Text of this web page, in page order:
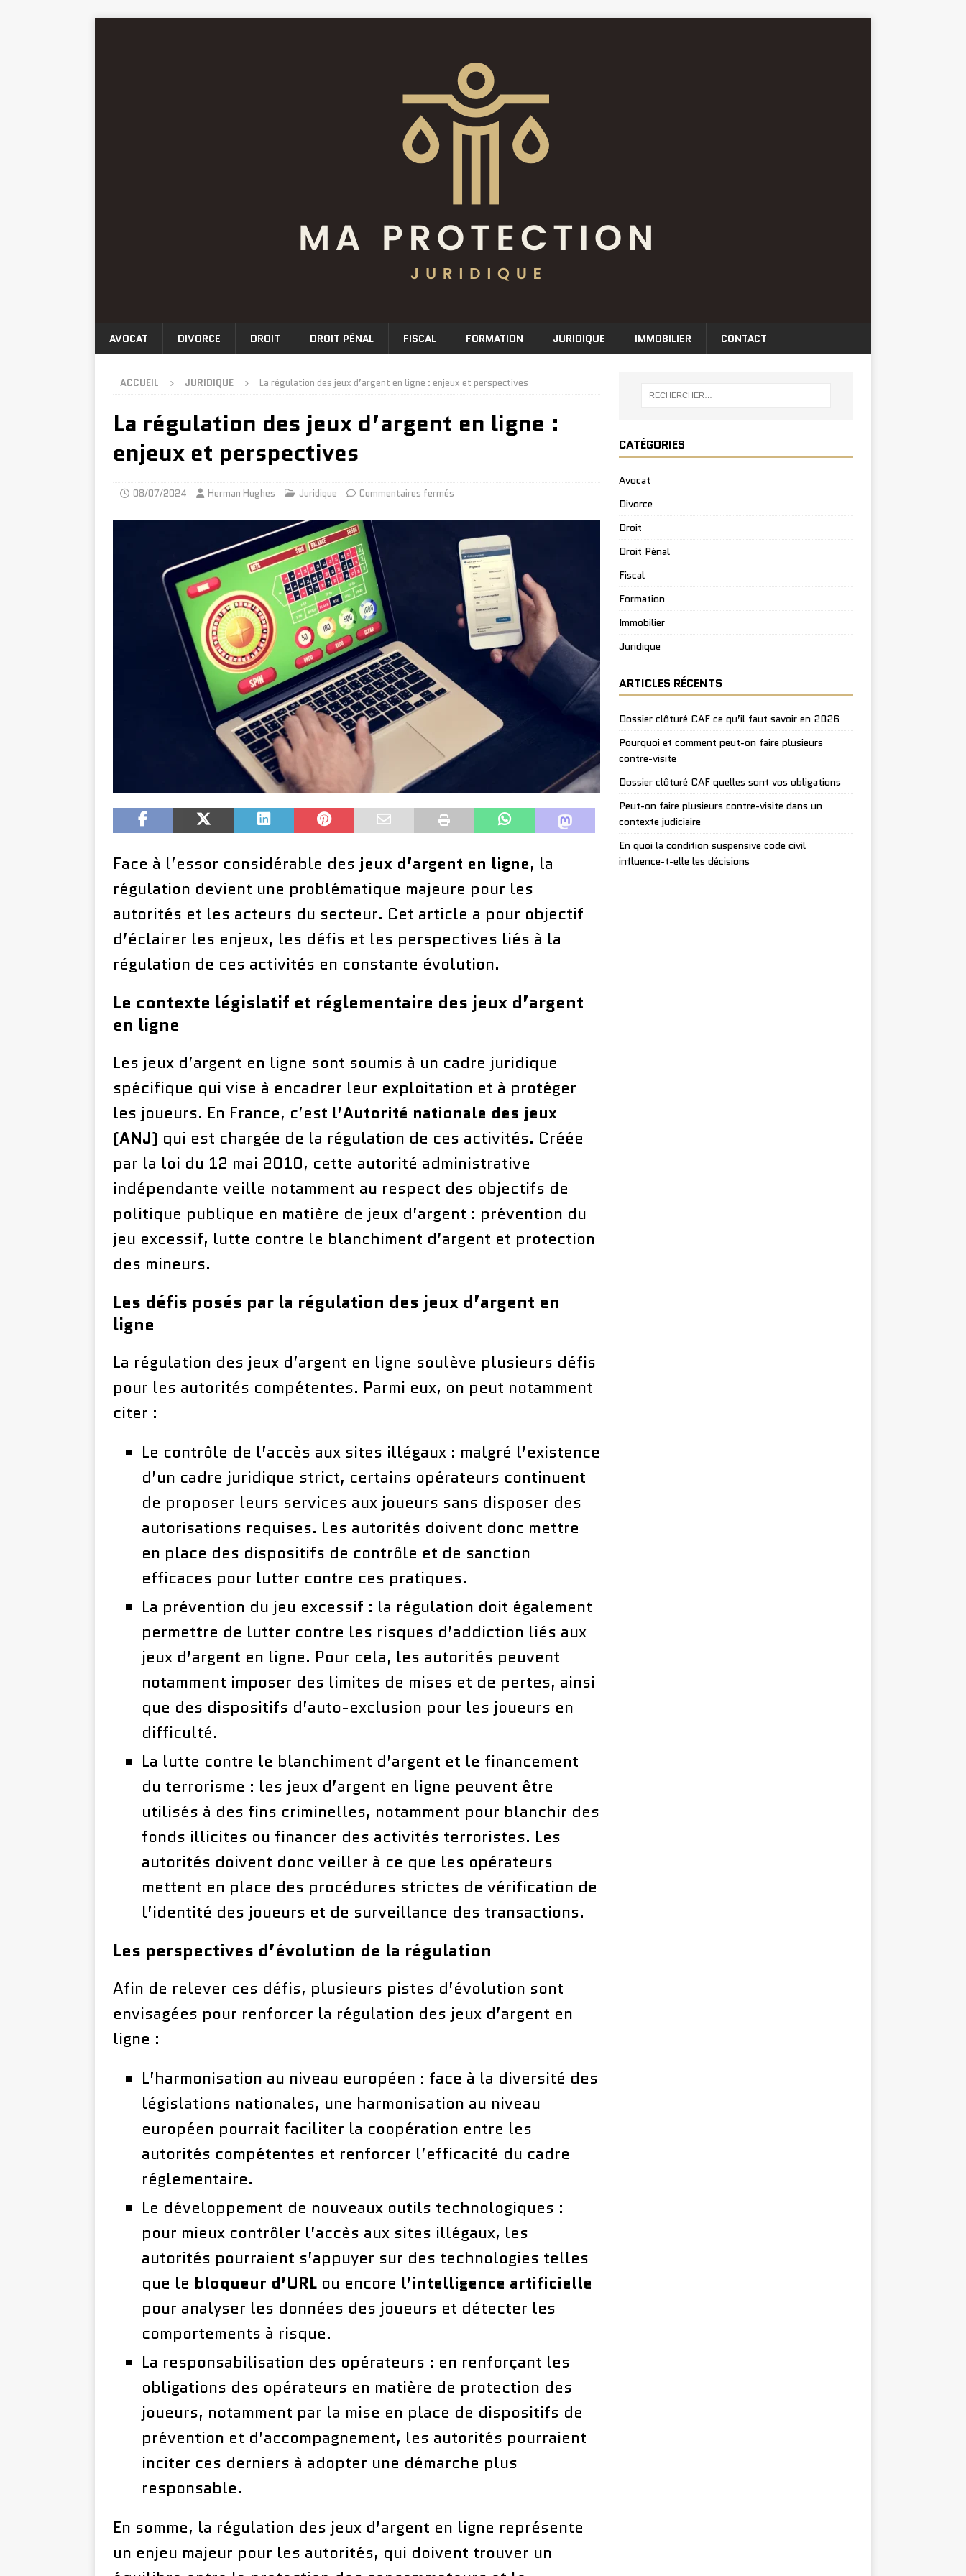
AVOCAT DIVORCE DROIT DROIT PÉNAL FISCAL FORMATION JURIDIQUE IMMOBILIER CONTACT
ACCUEIL JURIDIQUE La régulation des jeux d’argent en ligne : enjeux et perspectives
La régulation des jeux d’argent en ligne :
enjeux et perspectives
08/07/2024 Herman Hughes Juridique Commentaires fermés
Face à l’essor considérable des jeux d’argent en ligne, la
régulation devient une problématique majeure pour les
autorités et les acteurs du secteur. Cet article a pour objectif
d’éclairer les enjeux, les défis et les perspectives liés à la
régulation de ces activités en constante évolution.
Le contexte législatif et réglementaire des jeux d’argent
en ligne
Les jeux d’argent en ligne sont soumis à un cadre juridique
spécifique qui vise à encadrer leur exploitation et à protéger
les joueurs. En France, c’est l’Autorité nationale des jeux
(ANJ) qui est chargée de la régulation de ces activités. Créée
par la loi du 12 mai 2010, cette autorité administrative
indépendante veille notamment au respect des objectifs de
politique publique en matière de jeux d’argent : prévention du
jeu excessif, lutte contre le blanchiment d’argent et protection
des mineurs.
Les défis posés par la régulation des jeux d’argent en
ligne
La régulation des jeux d’argent en ligne soulève plusieurs défis
pour les autorités compétentes. Parmi eux, on peut notamment
citer :
Le contrôle de l’accès aux sites illégaux : malgré l’existence
d’un cadre juridique strict, certains opérateurs continuent
de proposer leurs services aux joueurs sans disposer des
autorisations requises. Les autorités doivent donc mettre
en place des dispositifs de contrôle et de sanction
efficaces pour lutter contre ces pratiques.
La prévention du jeu excessif : la régulation doit également
permettre de lutter contre les risques d’addiction liés aux
jeux d’argent en ligne. Pour cela, les autorités peuvent
notamment imposer des limites de mises et de pertes, ainsi
que des dispositifs d’auto-exclusion pour les joueurs en
difficulté.
La lutte contre le blanchiment d’argent et le financement
du terrorisme : les jeux d’argent en ligne peuvent être
utilisés à des fins criminelles, notamment pour blanchir des
fonds illicites ou financer des activités terroristes. Les
autorités doivent donc veiller à ce que les opérateurs
mettent en place des procédures strictes de vérification de
l’identité des joueurs et de surveillance des transactions.
Les perspectives d’évolution de la régulation
Afin de relever ces défis, plusieurs pistes d’évolution sont
envisagées pour renforcer la régulation des jeux d’argent en
ligne :
L’harmonisation au niveau européen : face à la diversité des
législations nationales, une harmonisation au niveau
européen pourrait faciliter la coopération entre les
autorités compétentes et renforcer l’efficacité du cadre
réglementaire.
Le développement de nouveaux outils technologiques :
pour mieux contrôler l’accès aux sites illégaux, les
autorités pourraient s’appuyer sur des technologies telles
que le bloqueur d’URL ou encore l’intelligence artificielle
pour analyser les données des joueurs et détecter les
comportements à risque.
La responsabilisation des opérateurs : en renforçant les
obligations des opérateurs en matière de protection des
joueurs, notamment par la mise en place de dispositifs de
prévention et d’accompagnement, les autorités pourraient
inciter ces derniers à adopter une démarche plus
responsable.
En somme, la régulation des jeux d’argent en ligne représente
un enjeu majeur pour les autorités, qui doivent trouver un
CATÉGORIES
Avocat
Divorce
Droit
Droit Pénal
Fiscal
Formation
Immobilier
Juridique
ARTICLES RÉCENTS
Dossier clôturé CAF ce qu’il faut savoir en 2026
Pourquoi et comment peut-on faire plusieurs
contre-visite
Dossier clôturé CAF quelles sont vos obligations
Peut-on faire plusieurs contre-visite dans un
contexte judiciaire
En quoi la condition suspensive code civil
influence-t-elle les décisions